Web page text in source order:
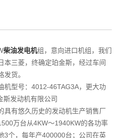
柴油发电机组，意向进口机组，我们
本三菱，终确定珀金斯，经过车间
货。
机型号：4012-46TAG3A，更大功
斯发动机有限公司
具有悠久历史的发动机生产销售厂
万台从4KW～1940KW的各功率
3个，每年产400000台；公司在英